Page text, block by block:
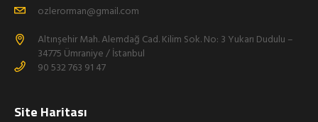
ozlerorman@gmail.com
Altınşehir Mah. Alemdağ Cad. Kilim Sok. No: 3 Yukarı Dudulu –
34775 Ümraniye / İstanbul
90 532 763 91 47
Site Haritası